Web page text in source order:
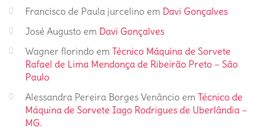
Francisco de Paula jurcelino em Davi Gonçalves
José Augusto em Davi Gonçalves
Wagner florindo em Técnico Máquina de Sorvete
Rafael de Lima Mendonça de Ribeirão Preto – São
Paulo
Alessandra Pereira Borges Venâncio em Técnico de
Máquina de Sorvete Iago Rodrigues de Uberlândia –
MG.